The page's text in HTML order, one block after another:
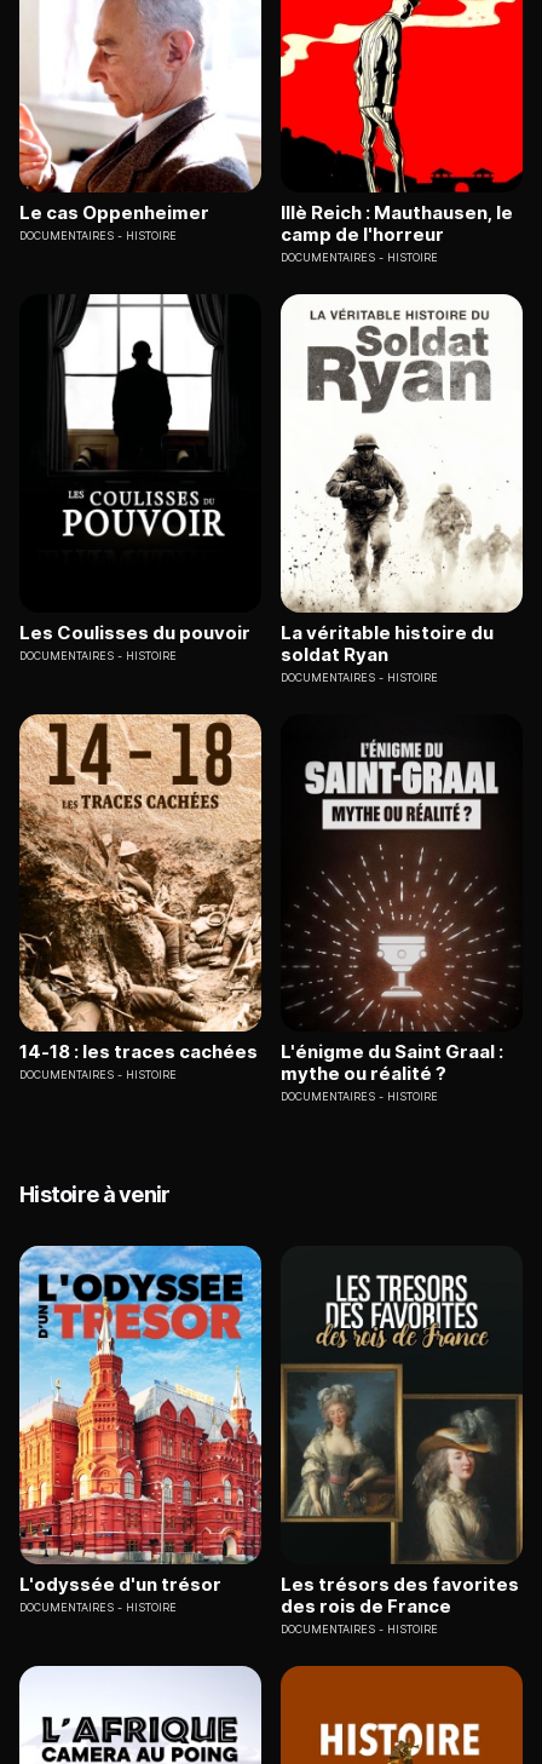
Le cas Oppenheimer
DOCUMENTAIRES HISTOIRE
IIIè Reich : Mauthausen, le
camp de l'horreur
DOCUMENTAIRES HISTOIRE
Les Coulisses du pouvoir
DOCUMENTAIRES HISTOIRE
La véritable histoire du
soldat Ryan
DOCUMENTAIRES HISTOIRE
14-18 : les traces cachées
DOCUMENTAIRES HISTOIRE
L'énigme du Saint Graal :
mythe ou réalité ?
DOCUMENTAIRES HISTOIRE
Histoire à venir
L'odyssée d'un trésor
DOCUMENTAIRES HISTOIRE
Les trésors des favorites
des rois de France
DOCUMENTAIRES HISTOIRE